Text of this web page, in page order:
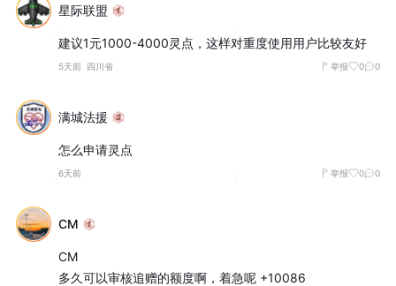
星际联盟
建议1元1000-4000灵点，这样对重度使用用户比较友好
5天前 四川省 举报 0 0
满城法援
怎么申请灵点
6天前 举报 0 0
CM
CM
多久可以审核追赠的额度啊，着急呢 +10086